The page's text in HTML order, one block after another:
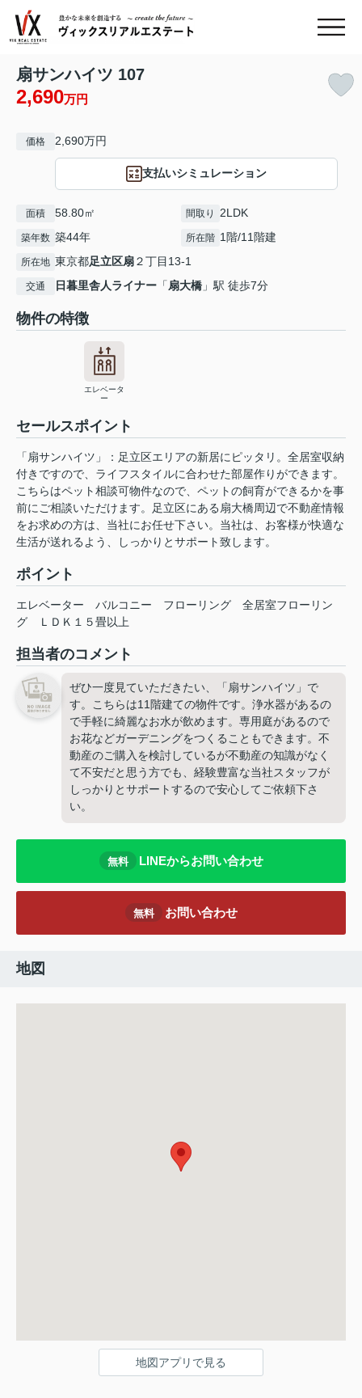
扇サンハイツ 107
2,690万円
価格 2,690万円
支払いシミュレーション
面積 58.80㎡ 間取り 2LDK
築年数 築44年 所在階 1階/11階建
所在地 東京都足立区扇２丁目13-1
交通 日暮里舎人ライナー 「扇大橋 」駅 徒歩7分
物件の特徴
エレベータ
ー
セールスポイント
「扇サンハイツ」：足立区エリアの新居にピッタリ。全居室収納
付きですので、ライフスタイルに合わせた部屋作りができます。
こちらはペット相談可物件なので、ペットの飼育ができるかを事
前にご相談いただけます。足立区にある扇大橋周辺で不動産情報
をお求めの方は、当社にお任せ下さい。当社は、お客様が快適な
生活が送れるよう、しっかりとサポート致します。
ポイント
エレベーター バルコニー フローリング
全居室フローリン
グ
ＬＤＫ１５畳以上
担当者のコメント
ぜひ一度見ていただきたい、「扇サンハイツ」で
す。こちらは11階建ての物件です。浄水器があるの
で手軽に綺麗なお水が飲めます。専用庭があるので
お花などガーデニングをつくることもできます。不
動産のご購入を検討しているが不動産の知識がなく
て不安だと思う方でも、経験豊富な当社スタッフが
しっかりとサポートするので安心してご依頼下さ
い。
無料 LINEからお問い合わせ
無料 お問い合わせ
地図
地図アプリで見る